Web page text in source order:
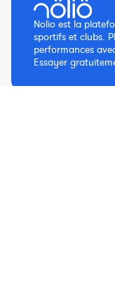
Nolio est la
sportifs et clubs.
performances
Essayer